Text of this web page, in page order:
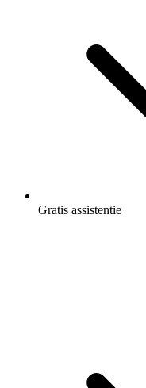
Gratis assistentie